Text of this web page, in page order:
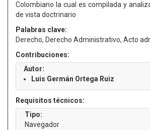
Colombiano la cual es compilada y
de vista doctrinario
Palabras clave:
Derecho, Derecho Administrativo, Acto
Contribuciones:
Autor:
Luis Germán Ortega Ruiz
Requisitos técnicos:
Tipo:
Navegador